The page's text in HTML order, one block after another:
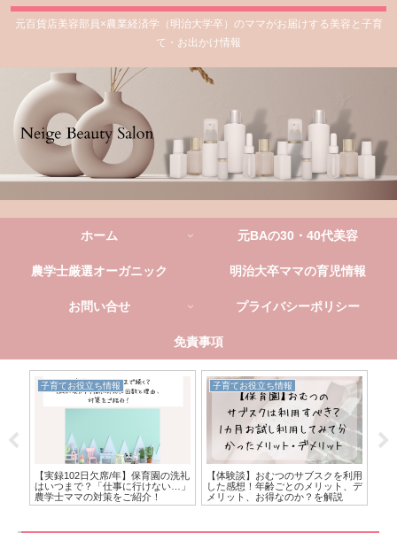
元百貨店美容部員×農業経済学（明治大学卒）のママがお届けする美容と子育
て・お出かけ情報
ホーム 元BAの30・40代美容
農学士厳選オーガニック 明治大卒ママの育児情報
お問い合せ プライバシーポリシー
免責事項
子育てお役立ち情報
【実録102日欠席/年】保育園の洗礼
はいつまで？「仕事に行けない…」
農学士ママの対策をご紹介！
子育てお役立ち情報
【体験談】おむつのサブスクを利用
した感想！年齢ごとのメリット、デ
メリット、お得なのか？を解説